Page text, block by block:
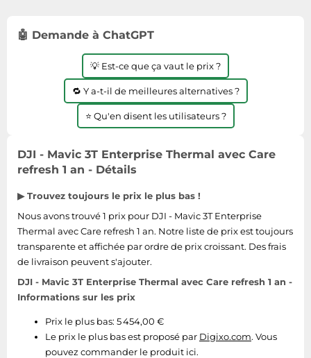
Techniques de mesure
Textiles de maison
Tondeuses
Tronçonneuses
Tuyaux d'arrosage
Éclairage
Éviers
Jeux électroniques
Machines à coudre
Montres connectées
Objectifs photo
Ordinateurs portables
Photo
Plaques de cuisson
Reflex numériques
Robots de cuisine
Réfrigérateurs
Smartphones
Sèche-linge
Tablettes tactiles
Tondeuses cheveux & barbe
Vélos biking
Vêtements de sport
Équipement outdoor
🤖 Demande à ChatGPT
💡 Est-ce que ça vaut le prix ?
🔁 Y a-t-il de meilleures alternatives ?
⭐ Qu'en disent les utilisateurs ?
DJI - Mavic 3T Enterprise Thermal avec Care
refresh 1 an - Détails
▶ Trouvez toujours le prix le plus bas !
Nous avons trouvé 1 prix pour DJI - Mavic 3T Enterprise
Thermal avec Care refresh 1 an. Notre liste de prix est toujours
transparente et affichée par ordre de prix croissant. Des frais
de livraison peuvent s'ajouter.
DJI - Mavic 3T Enterprise Thermal avec Care refresh 1 an -
Informations sur les prix
Prix le plus bas: 5 454,00 €
Le prix le plus bas est proposé par Digixo.com. Vous
pouvez commander le produit ici.